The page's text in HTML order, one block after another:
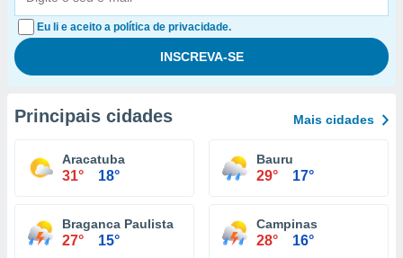
Eu li e aceito a política de privacidade.
Principais cidades Mais cidades
Aracatuba
31° 18°
Bauru
29° 17°
Braganca Paulista
27° 15°
Campinas
28° 16°